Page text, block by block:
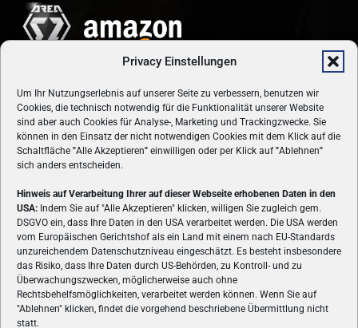
Privacy Einstellungen
Um Ihr Nutzungserlebnis auf unserer Seite zu verbessern, benutzen wir
Cookies, die technisch notwendig für die Funktionalität unserer Website
sind aber auch Cookies für Analyse-, Marketing und Trackingzwecke. Sie
können in den Einsatz der nicht notwendigen Cookies mit dem Klick auf die
Schaltfläche "Alle Akzeptieren" einwilligen oder per Klick auf"Ablehnen"
sich anders entscheiden.
Hinweis auf Verarbeitung Ihrer auf dieser Webseite erhobenen Daten in den
USA: Indem Sie auf "Alle Akzeptieren" klicken, willigen Sie zugleich gem.
DSGVO ein, dass Ihre Daten in den USA verarbeitet werden. Die USA werden
vom Europäischen Gerichtshof als ein Land mit einem nach EU-Standards
unzureichendem Datenschutzniveau eingeschätzt. Es besteht insbesondere
das Risiko, dass Ihre Daten durch US-Behörden, zu Kontroll- und zu
Überwachungszwecken, möglicherweise auch ohne
Rechtsbehelfsmöglichkeiten, verarbeitet werden können. Wenn Sie auf
"Ablehnen" klicken, findet die vorgehend beschriebene Übermittlung nicht
statt.
ÜBER UNS
VON GAMERN, FÜR GAMER! Gamers.at ist das älteste Online-
Spielemagazin Österreichs und bringt täglich aktuelle News,
Reviews und Videos zu PC- und Konsolenspielen, Gaming-
Hardware und aus der Welt des e-Sport's.